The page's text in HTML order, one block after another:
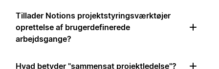
Tillader Notions projektstyringsværktøjer
oprettelse af brugerdefinerede
arbejdsgange?
Hvad betyder "sammensat projektledelse"?